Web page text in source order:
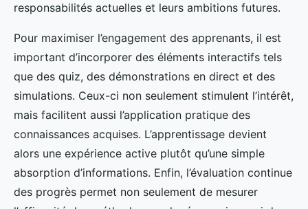
responsabilités actuelles et leurs ambitions futures.
Pour maximiser l’engagement des apprenants, il est
important d’incorporer des éléments interactifs tels
que des quiz, des démonstrations en direct et des
simulations. Ceux-ci non seulement stimulent l’intérêt,
mais facilitent aussi l’application pratique des
connaissances acquises. L’apprentissage devient
alors une expérience active plutôt qu’une simple
absorption d’informations. Enfin, l’évaluation continue
des progrès permet non seulement de mesurer